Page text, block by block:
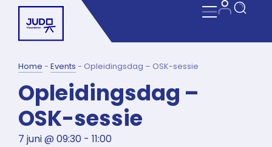
Home - Events - Opleidingsdag – OSK-sessie
Opleidingsdag –
OSK-sessie
7 juni@ 09:30 - 11:00